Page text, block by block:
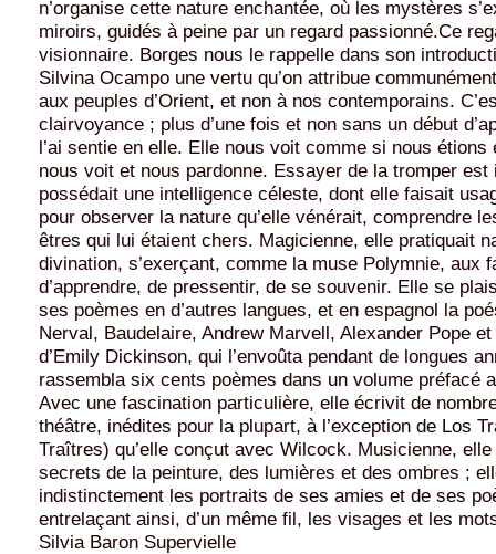
n’organise cette nature enchantée, où les mystères
miroirs, guidés à peine par un regard passionné.Ce
visionnaire. Borges nous le rappelle dans son
Silvina Ocampo une vertu qu’on attribue
aux peuples d’Orient, et non à nos contemporains.
clairvoyance ; plus d’une fois et non sans un début
l’ai sentie en elle. Elle nous voit comme si nous
nous voit et nous pardonne. Essayer de la tromper est
possédait une intelligence céleste, dont elle faisait
pour observer la nature qu’elle vénérait, comprendre
êtres qui lui étaient chers. Magicienne, elle pratiquait
divination, s’exerçant, comme la muse Polymnie, aux
d’apprendre, de pressentir, de se souvenir. Elle se
ses poèmes en d’autres langues, et en espagnol la
Nerval, Baudelaire, Andrew Marvell, Alexander Pope
d’Emily Dickinson, qui l’envoûta pendant de longues
rassembla six cents poèmes dans un volume préfacé
Avec une fascination particulière, elle écrivit de
théâtre, inédites pour la plupart, à l’exception de Los
Traîtres) qu’elle conçut avec Wilcock. Musicienne,
secrets de la peinture, des lumières et des ombres ;
indistinctement les portraits de ses amies et de ses
entrelaçant ainsi, d’un même fil, les visages et les
Silvia Baron Supervielle